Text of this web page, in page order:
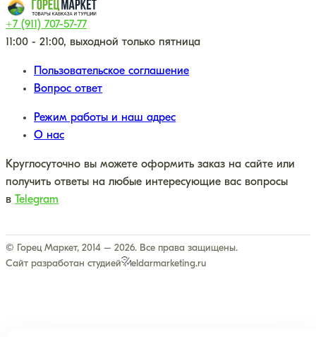
+7 (911) 707-57-77
11:00 - 21:00, выходной только пятница
Пользовательское соглашение
Вопрос ответ
Режим работы и наш адрес
О нас
Круглосуточно вы можете оформить заказ на сайте или
получить ответы на любые интересующие вас вопросы
в
Telegram
© Горец Маркет, 2014 – 2026. Все права защищены.
Сайт разработан студией
eldarmarketing.ru